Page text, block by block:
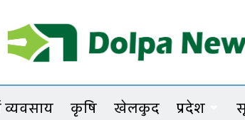
Dolpanews
व्यवसाय कृषि खेलकुद प्रदेश